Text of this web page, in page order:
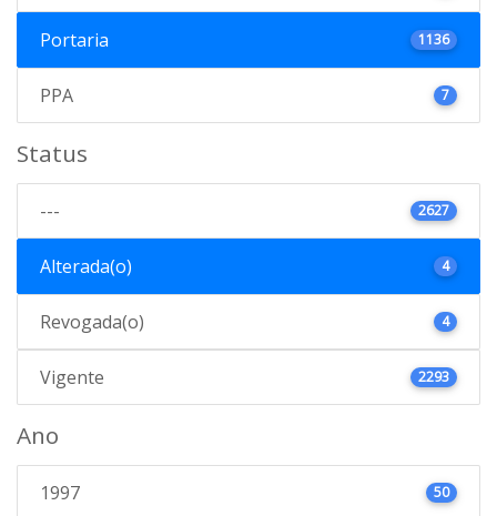
Portaria 1136
PPA 7
Status
--- 2627
Alterada(o) 4
Revogada(o) 4
Vigente 2293
Ano
1997 50